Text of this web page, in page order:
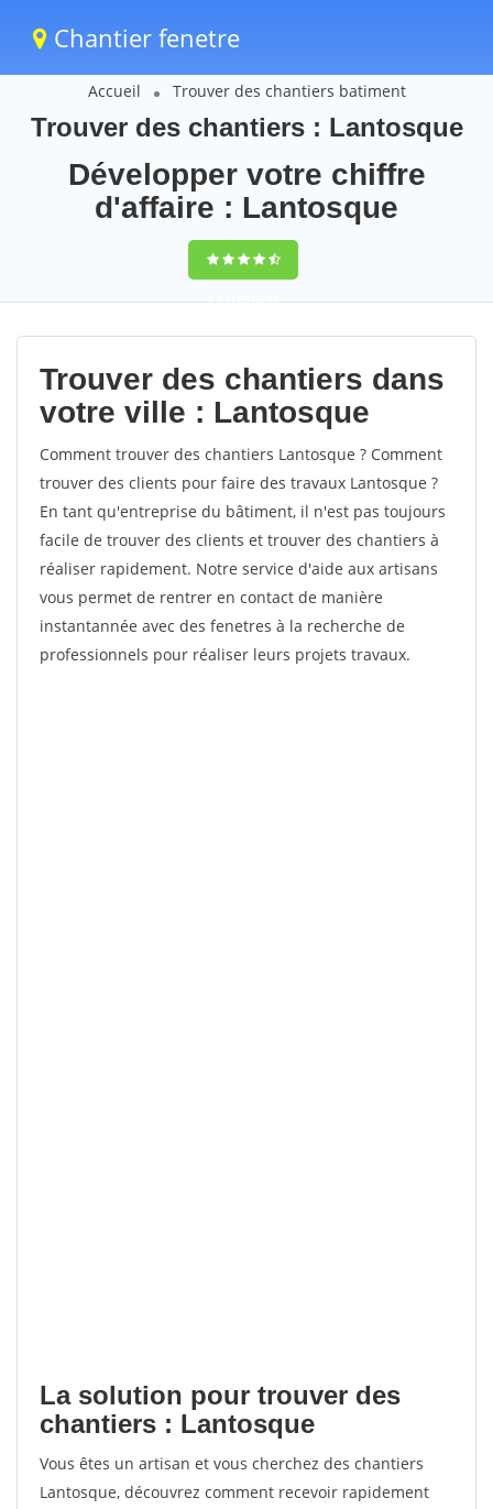
Chantier fenetre
Accueil Trouver des chantiers batiment
Trouver des chantiers : Lantosque
Développer votre chiffre
d'affaire : Lantosque
9,5(100%)59
votes
Trouver des chantiers dans
votre ville : Lantosque
Comment trouver des chantiers Lantosque ? Comment
trouver des clients pour faire des travaux Lantosque ?
En tant qu'entreprise du bâtiment, il n'est pas toujours
facile de trouver des clients et trouver des chantiers à
réaliser rapidement. Notre service d'aide aux artisans
vous permet de rentrer en contact de manière
instantannée avec des fenetres à la recherche de
professionnels pour réaliser leurs projets travaux.
La solution pour trouver des
chantiers : Lantosque
Vous êtes un artisan et vous cherchez des chantiers
Lantosque, découvrez comment recevoir rapidement